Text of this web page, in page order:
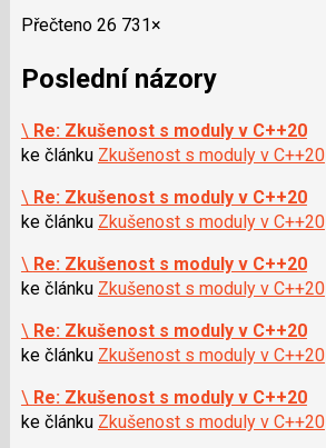
Přečteno 26 731×
Poslední názory
\ Re: Zkušenost s moduly v C++20
ke článku Zkušenost s moduly v C++20
\ Re: Zkušenost s moduly v C++20
ke článku Zkušenost s moduly v C++20
\ Re: Zkušenost s moduly v C++20
ke článku Zkušenost s moduly v C++20
\ Re: Zkušenost s moduly v C++20
ke článku Zkušenost s moduly v C++20
\ Re: Zkušenost s moduly v C++20
ke článku Zkušenost s moduly v C++20